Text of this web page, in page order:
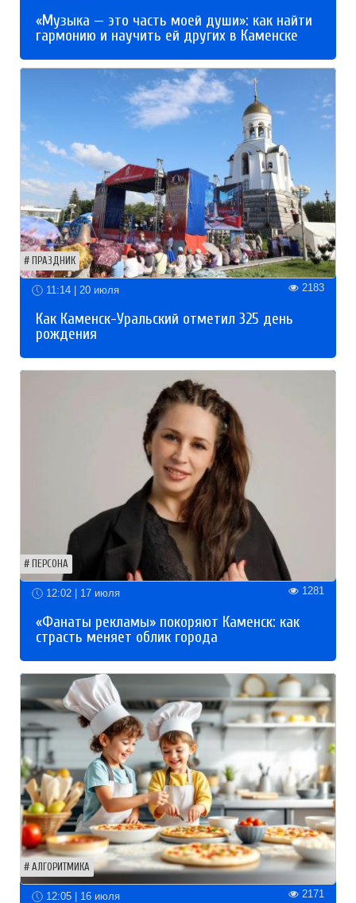
«Музыка — это часть моей души»: как найти
гармонию и научить ей других в Каменске
ПРАЗДНИК
11:14 | 20 июля 2183
Как Каменск-Уральский отметил 325 день
рождения
ПЕРСОНА
12:02 | 17 июля 1281
«Фанаты рекламы» покоряют Каменск: как
страсть меняет облик города
АЛГОРИТМИКА
12:05 | 16 июля 2171